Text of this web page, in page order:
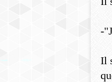
-
Il